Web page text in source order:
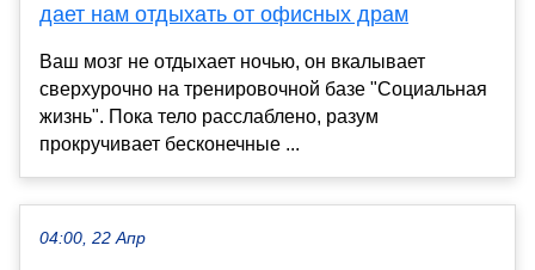
дает нам отдыхать от офисных драм
Ваш мозг не отдыхает ночью, он вкалывает
сверхурочно на тренировочной базе "Социальная
жизнь". Пока тело расслаблено, разум
прокручивает бесконечные ...
04:00, 22 Апр